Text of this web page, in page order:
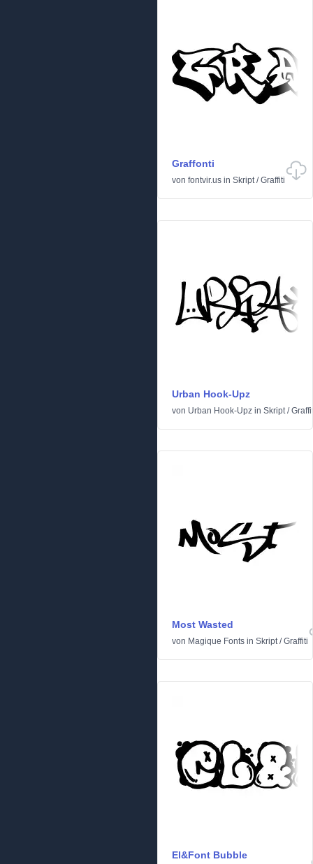
Graffonti
von fontvir.us in Skript/Graffiti
Urban Hook-Upz
von Urban Hook-Upz in Skript/
Most Wasted
von Magique Fonts in Skript/Graffiti
El&Font Bubble